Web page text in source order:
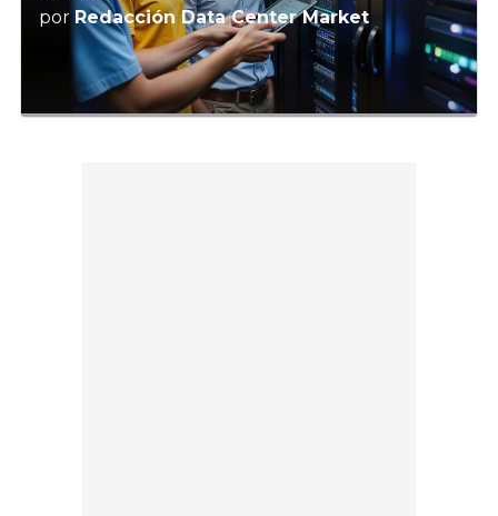
por Redacción Data Center Market